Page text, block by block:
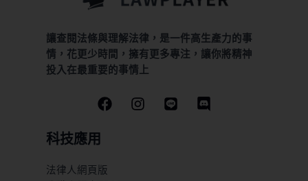
讓查閱法條與理解法律，是一件高生產力的事
情，花更少時間，擁有更多專注，讓你將精神
投入在最重要的事情上
科技應用
法律人網頁版